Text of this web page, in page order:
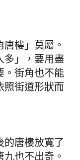
樓」莫屬。
多」，要用盡
。街角也不能
照街道形狀而
唐樓放寬了